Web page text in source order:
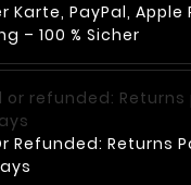
Karte, PayPal, Apple
– 100 % Sicher
Refunded: Returns